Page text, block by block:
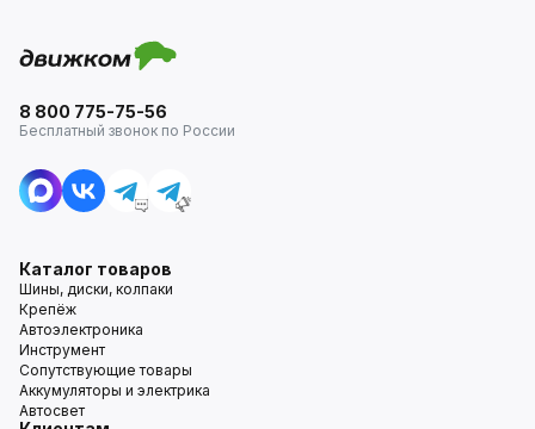
8 800 775-75-56
Бесплатный звонок по России
Каталог товаров
Шины, диски, колпаки
Крепёж
Автоэлектроника
Инструмент
Сопутствующие товары
Аккумуляторы и электрика
Автосвет